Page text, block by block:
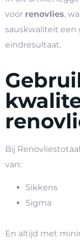
voor renovlies,
sauskwaliteit een
eindresultaat.
Bij
van:
Sikkens
Sigma
En altijd met